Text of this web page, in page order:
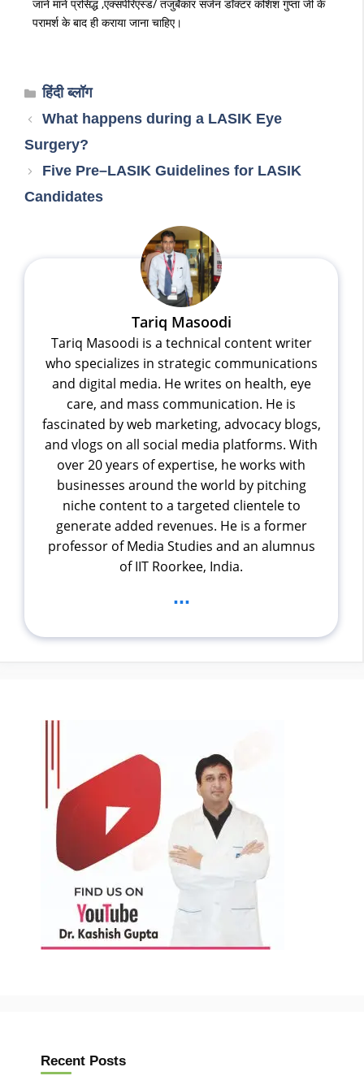
जाने माने प्रसिद्ध ,एक्सपेरिएंस्ड/ तजुर्बेकार सर्जन डॉक्टर कशिश गुप्ता जी के
परामर्श के बाद ही कराया जाना चाहिए।
हिंदी ब्लॉग
What happens during a LASIK Eye
Surgery?
Five Pre–LASIK Guidelines for LASIK
Candidates
Tariq Masoodi
Tariq Masoodi is a technical content writer
who specializes in strategic communications
and digital media. He writes on health, eye
care, and mass communication. He is
fascinated by web marketing, advocacy blogs,
and vlogs on all social media platforms. With
over 20 years of expertise, he works with
businesses around the world by pitching
niche content to a targeted clientele to
generate added revenues. He is a former
professor of Media Studies and an alumnus
of IIT Roorkee, India.
...
Recent Posts